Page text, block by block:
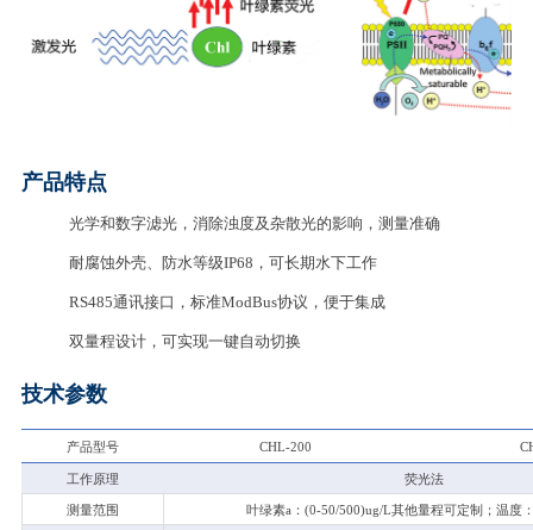
产品特点
光学和数字滤光，消除浊度及杂散光的影响，测量准确
耐腐蚀外壳、防水等级IP68，可长期水下工作
RS485通讯接口，标准ModBus协议，便于集成
双量程设计，可实现一键自动切换
技术参数
产品型号 CHL-200
工作原理 荧光法
测量范围 叶绿素a：(0-50/500)ug/L其他量程可定制；温度